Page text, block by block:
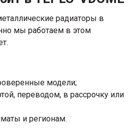
радиаторы в
мы работаем в этом
модели;
переводом, в рассрочку или
и регионам.